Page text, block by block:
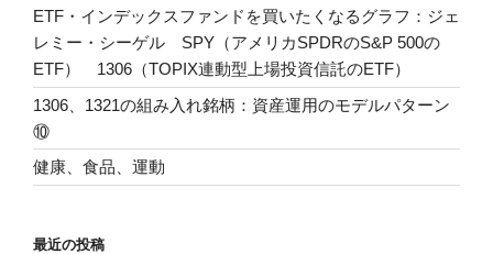
ETF・インデックスファンドを買いたくなるグラフ：ジェ
レミー・シーゲル SPY（アメリカSPDRのS&P 500の
ETF） 1306（TOPIX連動型上場投資信託のETF）
1306、1321の組み入れ銘柄：資産運用のモデルパターン
⑩
健康、食品、運動
最近の投稿